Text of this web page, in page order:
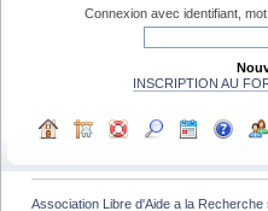
Connexion avec identifiant,
INSCRIPTION AU
Association Libre d'Aide a la Recherche